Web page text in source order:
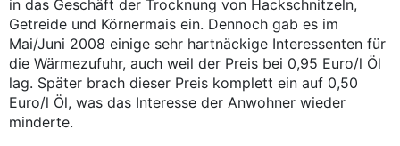
in das Geschäft der Trocknung von Hackschnitzeln,
Getreide und Körnermais ein. Dennoch gab es im
Mai/Juni 2008 einige sehr hartnäckige Interessenten für
die Wärmezufuhr, auch weil der Preis bei 0,95 Euro/l Öl
lag. Später brach dieser Preis komplett ein auf 0,50
Euro/l Öl, was das Interesse der Anwohner wieder
minderte.